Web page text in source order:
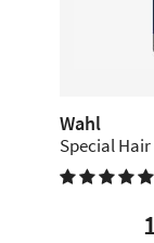
Wahl
Special
